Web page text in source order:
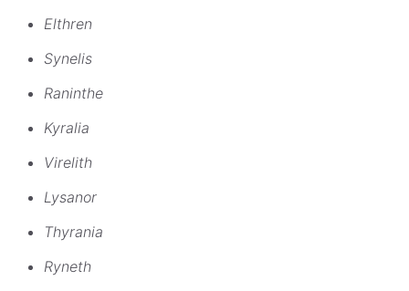
Elthren
Synelis
Raninthe
Kyralia
Virelith
Lysanor
Thyrania
Ryneth